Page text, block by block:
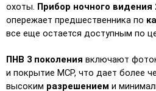
охоты. Прибор ночного видения
опережает предшественника по
все еще остается доступным по
ПНВ 3 поколения включают
и покрытие MCP, что дает более
высоким разрешением и